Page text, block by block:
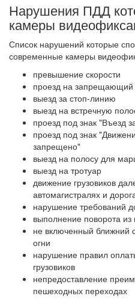
Нарушения ПДД
камеры
Список нарушений которые
современные камеры
превышение скорости
проезд на запрещающий
выезд за стоп-линию
выезд на встречную
проезд под знак "Въезд
проезд под знак
запрещено"
выезд на полосу для
выезд на тротуар
движение грузовиков
автомагистралях и
нарушение требований
выполнение поворота из
не включенный ближний
огни
нарушение правил
грузовиков
непредоставление
пешеходных переходах